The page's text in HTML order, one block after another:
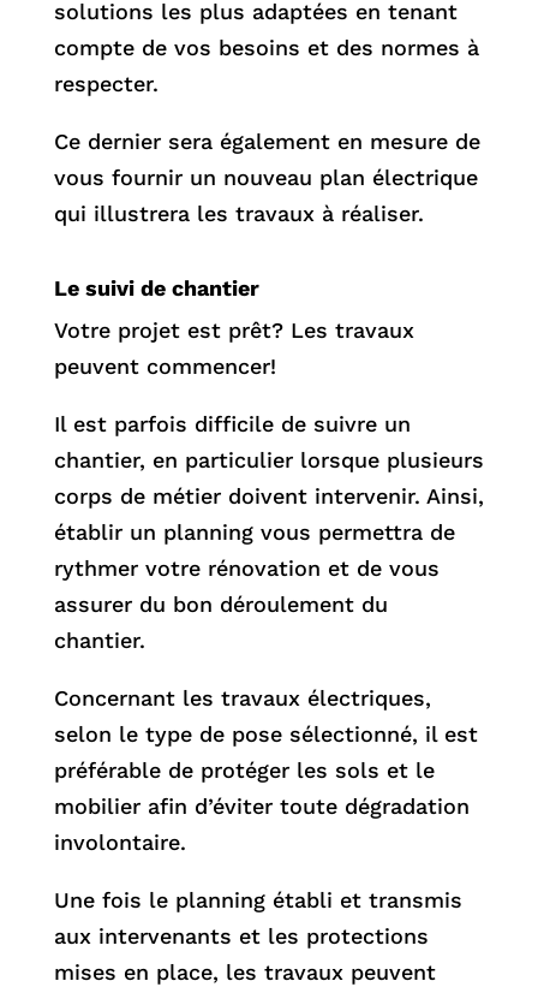
solutions les plus adaptées en tenant
compte de vos besoins et des normes à
respecter.
Ce dernier sera également en mesure de
vous fournir un nouveau plan électrique
qui illustrera les travaux à réaliser.
Le suivi de chantier
Votre projet est prêt? Les travaux
peuvent commencer!
Il est parfois difficile de suivre un
chantier, en particulier lorsque plusieurs
corps de métier doivent intervenir. Ainsi,
établir un planning vous permettra de
rythmer votre rénovation et de vous
assurer du bon déroulement du
chantier.
Concernant les travaux électriques,
selon le type de pose sélectionné, il est
préférable de protéger les sols et le
mobilier afin d’éviter toute dégradation
involontaire.
Une fois le planning établi et transmis
aux intervenants et les protections
mises en place, les travaux peuvent